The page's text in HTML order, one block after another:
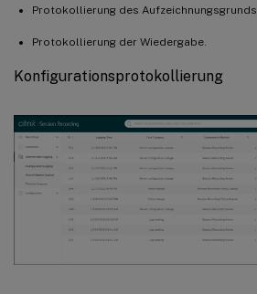
Protokollierung des Aufzeichnungsgrunds
Protokollierung der Wiedergabe.
Konfigurationsprotokollierung